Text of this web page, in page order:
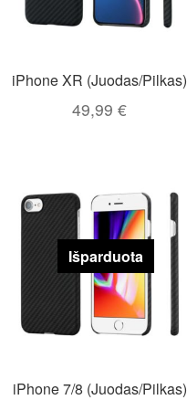
iPhone XR (Juodas/Pilkas)
49,99€
Išparduota
iPhone 7/8 (Juodas/Pilkas)